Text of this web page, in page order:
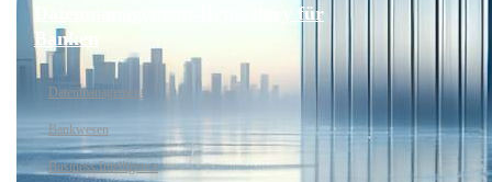
Datenmanagement-Repository für
Banken
Datenmanagement
Bankwesen
Business Intelligence